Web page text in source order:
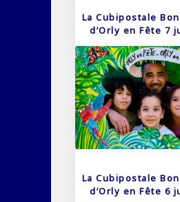
La Cubipostale
d’Orly en Fête 7
La Cubipostale
d’Orly en Fête 6